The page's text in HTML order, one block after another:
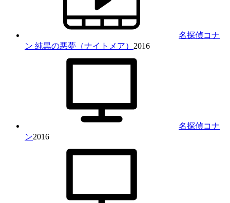
名探偵コナ
ン 純黒の悪夢（ナイトメア） 2016
名探偵コナ
ン2016